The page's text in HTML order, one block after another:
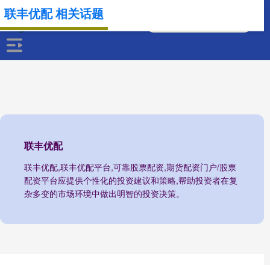
联丰优配
联丰优配,联丰优配平台,可靠股票配资,期货配资门户/股票
配资平台应提供个性化的投资建议和策略,帮助投资者在复
杂多变的市场环境中做出明智的投资决策。
联丰优配 相关话题